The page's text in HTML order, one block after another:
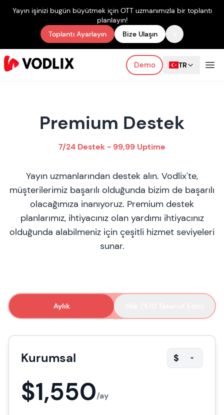
Yayın işinizi bugün büyütmek için OTT uzmanımızla bir toplantı
planlayın!
Toplantı Ayarlayın
Bize Ulaşın
Demo TR
Premium Destek
7/24 Destek - 99,99 Uptime
Yayın uzmanlarından destek alın. Vodlix'te,
müşterilerimiz başarılı olduğunda bizim de başarılı
olacağımıza inanıyoruz. Premium destek
planlarımız, ihtiyacınız olan yardımı ihtiyacınız
olduğunda alabilmeniz için çeşitli hizmet seviyeleri
sunar.
Aylık
Kurumsal $
$1,550/ay